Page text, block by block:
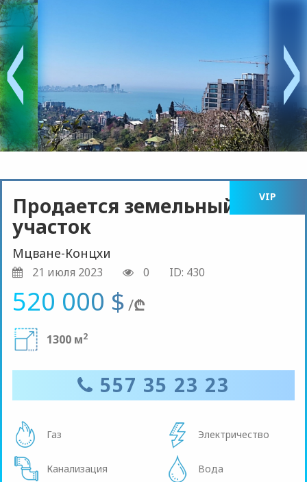
VIP
Продается земельный
участок
Мцване-Концхи
21 июля 2023 0 ID: 430
520 000 $ /₾
1300 м2
557 35 23 23
Газ Электричество
Канализация Вода